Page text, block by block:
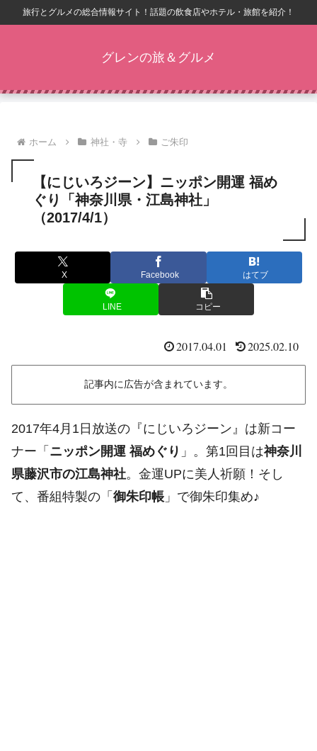
旅行とグルメの総合情報サイト！話題の飲食店やホテル・旅館を紹介！
グレンの旅＆グルメ
ホーム 神社・寺 ご朱印
【にじいろジーン】ニッポン開運 福め
ぐり「神奈川県・江島神社」
（2017/4/1）
X Facebook はてブ
LINE コピー
2017.04.01 2025.02.10
記事内に広告が含まれています。
2017年4月1日放送の『にじいろジーン』は新コー
ナー「 ニッポン開運 福めぐり 」。第1回目は神奈川
県藤沢市の江島神社。金運UPに美人祈願！そし
て、番組特製の「 御朱印帳 」で御朱印集め♪